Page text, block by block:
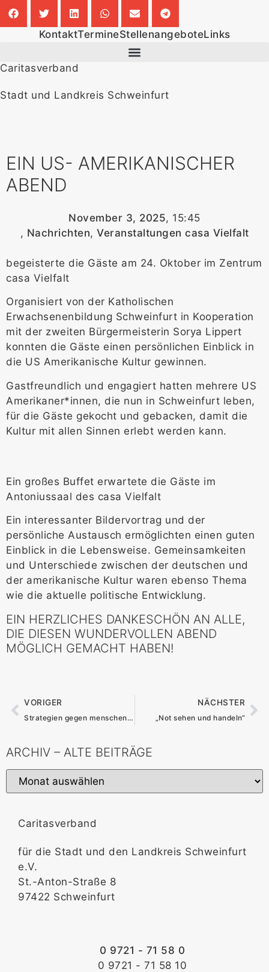
KontaktTermineStellenangeboteLinks
Caritasverband
Stadt und Landkreis Schweinfurt
EIN US- AMERIKANISCHER
ABEND
November 3, 2025, 15:45
, Nachrichten, Veranstaltungen casa Vielfalt
begeisterte die Gäste am 24. Oktober im Zentrum
casa Vielfalt
Organisiert von der Katholischen
Erwachsenenbildung Schweinfurt in Kooperation
mit der zweiten Bürgermeisterin Sorya Lippert
konnten die Gäste einen persönlichen Einblick in
die US Amerikanische Kultur gewinnen.
Gastfreundlich und engagiert hatten mehrere US
Amerikaner*innen, die nun in Schweinfurt leben,
für die Gäste gekocht und gebacken, damit die
Kultur mit allen Sinnen erlebt werden kann.
Ein großes Buffet erwartete die Gäste im
Antoniussaal des casa Vielfalt
Ein interessanter Bildervortrag und der
persönliche Austausch ermöglichten einen guten
Einblick in die Lebensweise. Gemeinsamkeiten
und Unterschiede zwischen der deutschen und
der amerikanische Kultur waren ebenso Thema
wie die aktuelle politische Entwicklung.
EIN HERZLICHES DANKESCHÖN AN ALLE,
DIE DIESEN WUNDERVOLLEN ABEND
MÖGLICH GEMACHT HABEN!
VORIGER
Strategien gegen menschenverachtende Aussagen
NÄCHSTER
„Not sehen und handeln“
ARCHIV – ALTE BEITRÄGE
Caritasverband
für die Stadt und den Landkreis Schweinfurt
e.V.
St.-Anton-Straße 8
97422 Schweinfurt
0 9721 - 71 58 0
0 9721 - 71 58 10